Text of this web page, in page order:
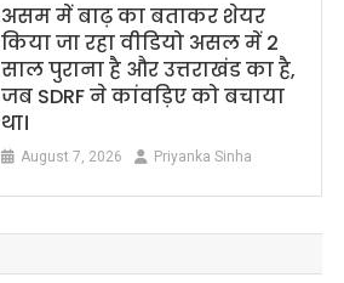
असम में बाढ़ का बताकर शेयर
किया जा रहा वीडियो असल में 2
साल पुराना है और उत्तराखंड का है,
जब SDRF ने कांवड़िए को बचाया
था।
August 7, 2026 Priyanka Sinha